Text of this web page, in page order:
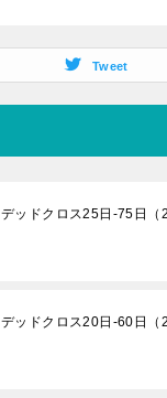
Tweet
デッドクロス25日-75日（
デッドクロス20日-60日（